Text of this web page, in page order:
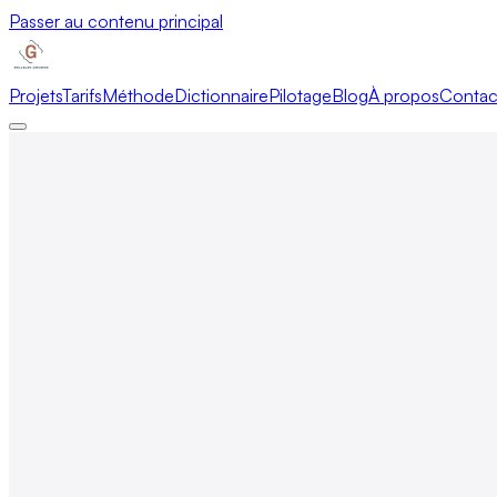
Passer au contenu principal
ProjetsTarifsMéthodeDictionnairePilotageBlogÀ propos